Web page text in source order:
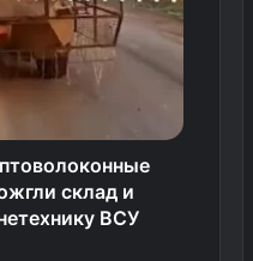
склад и
ВСУ